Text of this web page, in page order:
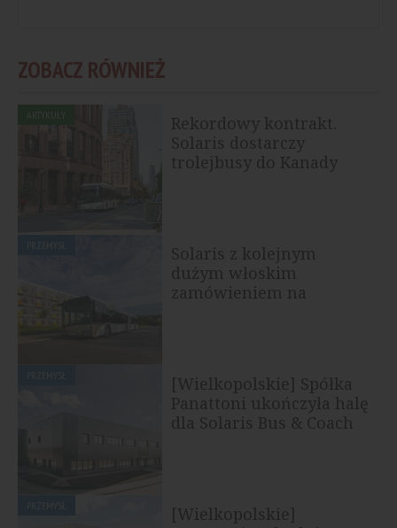
ZOBACZ RÓWNIEŻ
ARTYKUŁY
Rekordowy kontrakt.
Solaris dostarczy
trolejbusy do Kanady
Solaris z kolejnym
dużym włoskim
zamówieniem na
[Wielkopolskie] Spółka
Panattoni ukończyła halę
dla Solaris Bus & Coach
[Wielkopolskie]